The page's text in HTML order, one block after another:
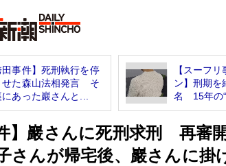
田事件】死刑執行を停
せた森山法相発言 そ
あった巖さんと...
【スーフ
ン】刑期を
名 15年の“
】巖さんに死刑求刑 再審
さんが帰宅後、巖さんに掛